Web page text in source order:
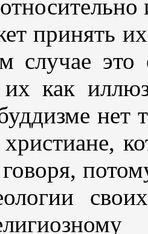
принять
случае
их как